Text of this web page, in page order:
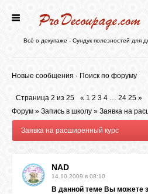
ФОРУМ
СТАТЬИ
Всё о декупаже - Сундук полезностей для
Новые сообщения · Поиск по форуму
Страница 2 из 25 « 1 2 3 4 … 24 25 »
Форум » Запись в школу » Заявка на
Заявка на расширенный курс
NAD
14.10.2009 в 08:10
В данной теме Вы можете